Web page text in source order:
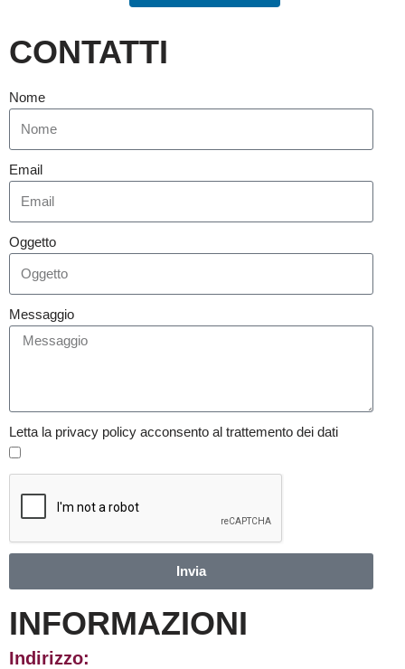
CONTATTI
Nome
Email
Oggetto
Messaggio
Letta la privacy policy acconsento al trattemento dei dati
Invia
INFORMAZIONI
Indirizzo: